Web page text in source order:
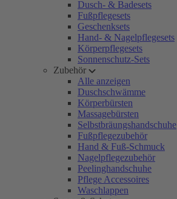
Dusch- & Badesets
Fußpflegesets
Geschenksets
Hand- & Nagelpflegesets
Körperpflegesets
Sonnenschutz-Sets
Zubehör
Alle anzeigen
Duschschwämme
Körperbürsten
Massagebürsten
Selbstbräungshandschuhe
Fußpflegezubehör
Hand & Fuß-Schmuck
Nagelpflegezubehör
Peelinghandschuhe
Pflege Accessoires
Waschlappen